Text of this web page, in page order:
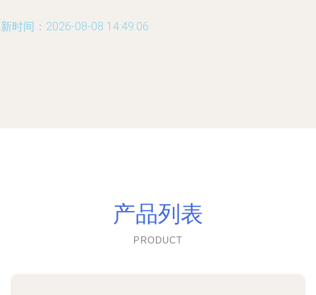
时间：2026-08-08 14:49:06
产品列表
PRODUCT